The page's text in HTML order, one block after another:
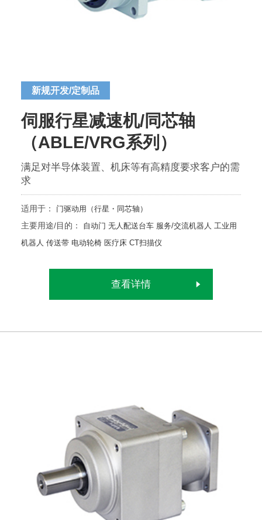
新规开发/定制品
伺服行星减速机/同芯轴
（ABLE/VRG系列）
满足对半导体装置、机床等有高精度要求客户的需
求
适用于： 门驱动用（行星・同芯轴）
主要用途/目的： 自动门 无人配送台车 服务/交流机器人 工业用
机器人 传送带 电动轮椅 医疗床 CT扫描仪
查看详情